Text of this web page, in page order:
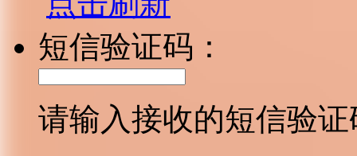
短信验证码：
请输入接收的短信验证